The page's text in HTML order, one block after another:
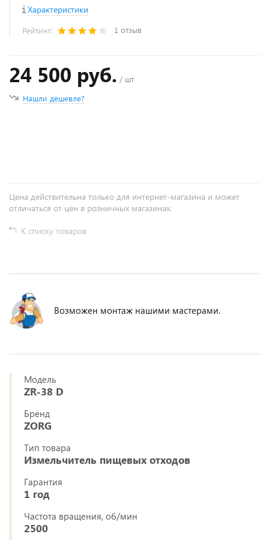
Характеристики
Рейтинг: 1 отзыв
24 500 руб. / шт
Нашли дешевле?
Цена действительна только для интернет-магазина и может
отличаться от цен в розничных магазинах.
К списку товаров
Возможен монтаж нашими мастерами.
Модель
ZR-38 D
Бренд
ZORG
Тип товара
Измельчитель пищевых отходов
Гарантия
1 год
Частота вращения, об/мин
2500